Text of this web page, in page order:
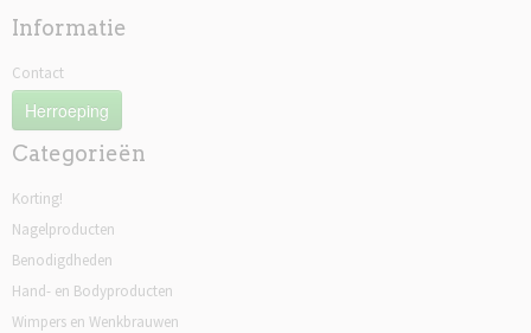
Informatie
Contact
Herroeping
Categorieën
Korting!
Nagelproducten
Benodigdheden
Hand- en Bodyproducten
Wimpers en Wenkbrauwen